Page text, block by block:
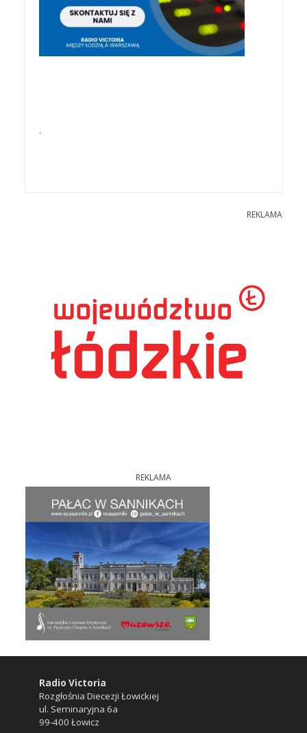
.
REKLAMA
REKLAMA
Radio Victoria
Rozgłośnia Diecezji Łowickiej
ul. Seminaryjna 6a
99-400 Łowicz